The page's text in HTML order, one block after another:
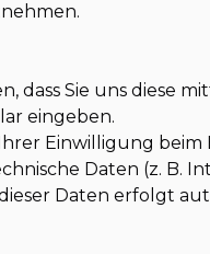
Sie uns diese
eingeben.
Einwilligung beim
Daten (z. B.
Daten erfolgt